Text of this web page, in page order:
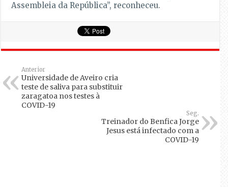
Assembleia da República”, reconheceu.
Anterior
Universidade de Aveiro cria
teste de saliva para substituir
zaragatoa nos testes à
COVID-19
Seg.
Treinador do Benfica Jorge
Jesus está infectado com a
COVID-19